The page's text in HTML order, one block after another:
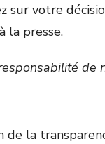
sur votre
et à la presse.
de
la